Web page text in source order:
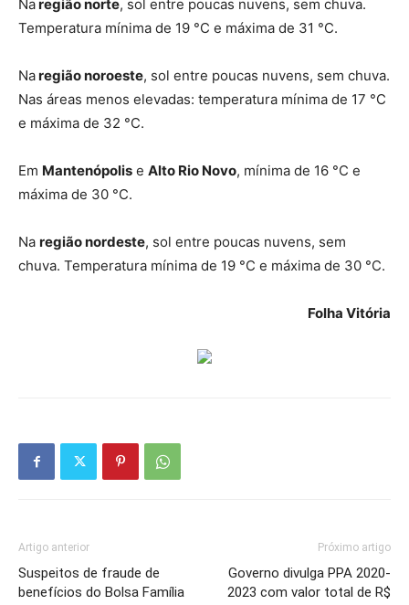
Naregião norte, sol entre poucas nuvens, sem chuva.
Temperatura mínima de 19 °C e máxima de 31 °C.
Naregião noroeste, sol entre poucas nuvens, sem chuva.
Nas áreas menos elevadas: temperatura mínima de 17 °C
e máxima de 32 °C.
Em Mantenópolis e Alto Rio Novo, mínima de 16 °C e
máxima de 30 °C.
Na região nordeste, sol entre poucas nuvens, sem
chuva. Temperatura mínima de 19 °C e máxima de 30 °C.
Folha Vitória
Artigo anterior
Suspeitos de fraude de
benefícios do Bolsa Família
Próximo artigo
Governo divulga PPA 2020-
2023 com valor total de R$